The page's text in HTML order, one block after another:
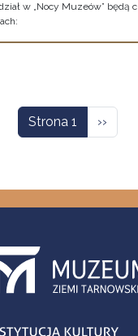
w „Nocy Muzeów” będą
Strona 1 ››